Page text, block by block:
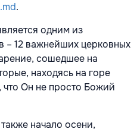
.
одним из
– 12 важнейших церковных
сошедшее на
находясь на горе
Он не просто Божий
начало осени,